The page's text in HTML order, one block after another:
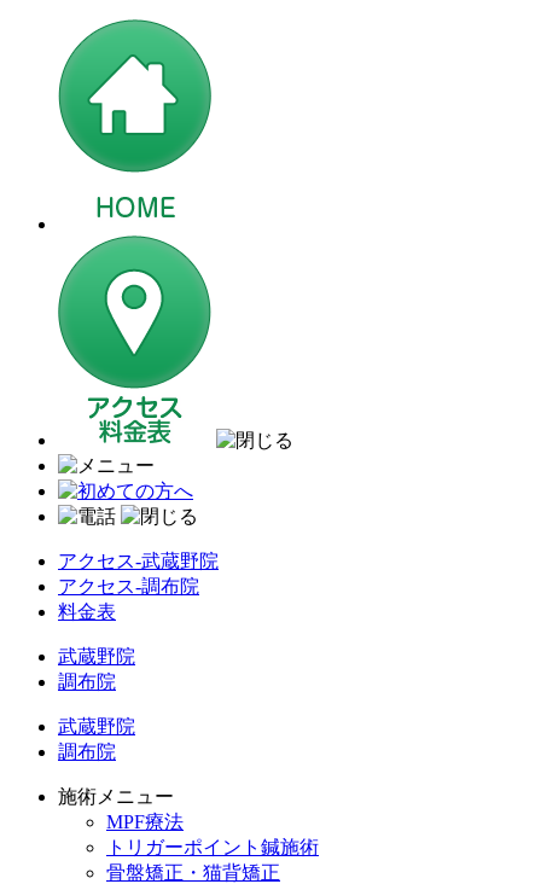
アクセス-武蔵野院
アクセス-調布院
料金表
武蔵野院
調布院
武蔵野院
調布院
施術メニュー
MPF療法
トリガーポイント鍼施術
骨盤矯正・猫背矯正